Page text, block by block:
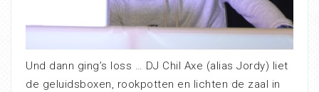
Und dann ging’s loss … DJ Chil Axe (alias Jordy) liet
de geluidsboxen, rookpotten en lichten de zaal in